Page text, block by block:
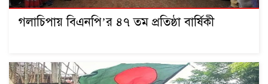
গলাচিপায় বিএনপি’র ৪৭ তম প্রতিষ্ঠা বার্ষিকী